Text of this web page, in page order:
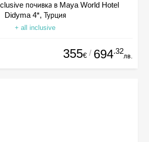
почивка в Maya World Hotel
Didyma 4*, Турция
+ all inclusive
355€ / 694.32
лв.